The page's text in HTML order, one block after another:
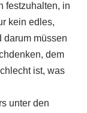
festzuhalten, in
kein edles,
darum müssen
dem
ist, was
unter den